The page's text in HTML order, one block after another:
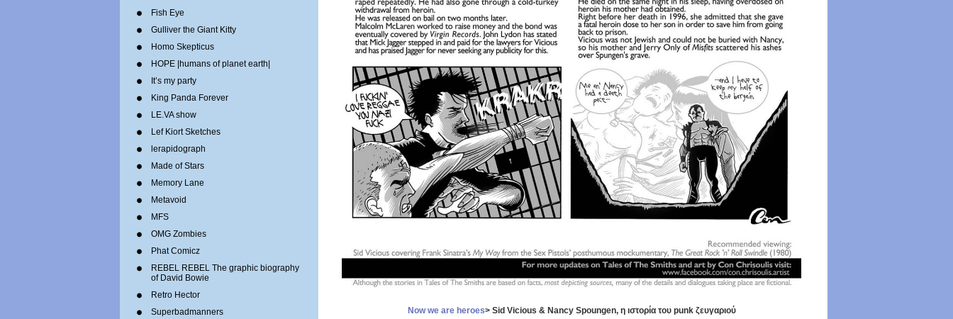
Fish Eye
Gulliver the Giant Kitty
Homo Skepticus
HOPE |humans of planet earth|
It’s my party
King Panda Forever
LE.VA show
Lef Kiort Sketches
lerapidograph
Made of Stars
Memory Lane
Metavoid
MFS
OMG Zombies
Phat Comicz
REBEL REBEL The graphic biography
of David Bowie
Retro Hector
Superbadmanners
Now we are heroes> Sid Vicious & Nancy Spoungen, η ιστορία του punk ζευγαριού